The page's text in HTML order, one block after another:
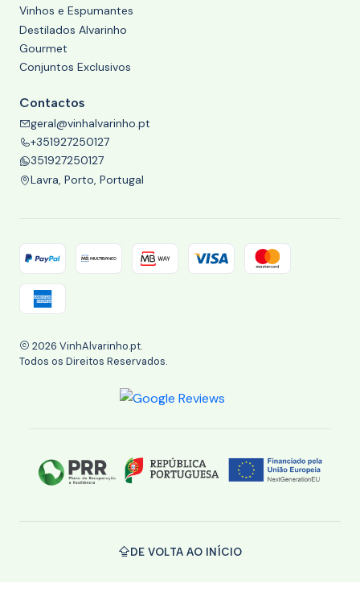
Vinhos e Espumantes
Destilados Alvarinho
Gourmet
Conjuntos Exclusivos
Contactos
geral@vinhalvarinho.pt
+351927250127
351927250127
Lavra, Porto, Portugal
2026 VinhAlvarinho.pt.
Todos os Direitos Reservados.
DE VOLTA AO INÍCIO